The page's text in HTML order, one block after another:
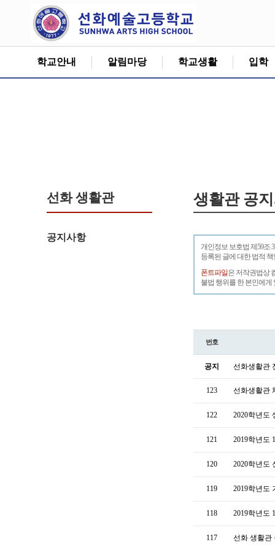
학교안내 알림마당 학교생활 입학
선화 생활관
공지사항
생활관 공
개인정보 보호법 제59조
등록된 글에 대한 법적
폰트파일은 저작권법상
불법 행위를 한 본인에게
번호
공지 선화생활관
123 선화생활관
122 2020학년도
121 2019학년도
120 2020학년도
119 2019학년도
118 2019학년도
117 선화 생활관